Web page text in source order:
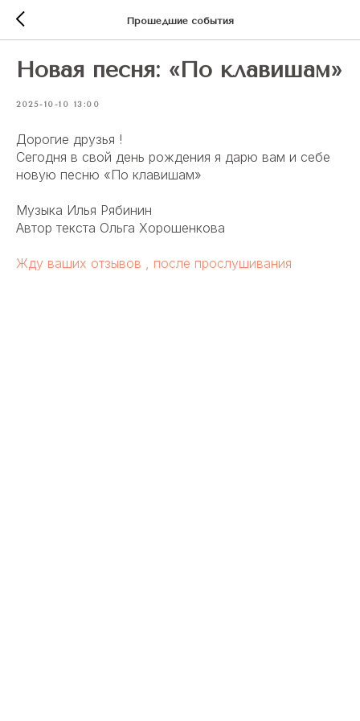
Прошедшие события
Новая песня: «По клавишам»
2025-10-10 13:00
Дорогие друзья !
Сегодня в свой день рождения я дарю вам и себе
новую песню «По клавишам»
Музыка Илья Рябинин
Автор текста Ольга Хорошенкова
Жду ваших отзывов , после прослушивания